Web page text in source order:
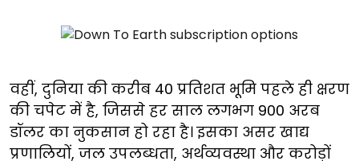
वहीं, दुनिया की करीब 40 प्रतिशत भूमि पहले ही क्षरण
की चपेट में है, जिससे हर साल लगभग 900 अरब
डॉलर का नुकसान हो रहा है। इसका असर खाद्य
प्रणालियों, जल उपलब्धता, अर्थव्यवस्था और करोड़ों